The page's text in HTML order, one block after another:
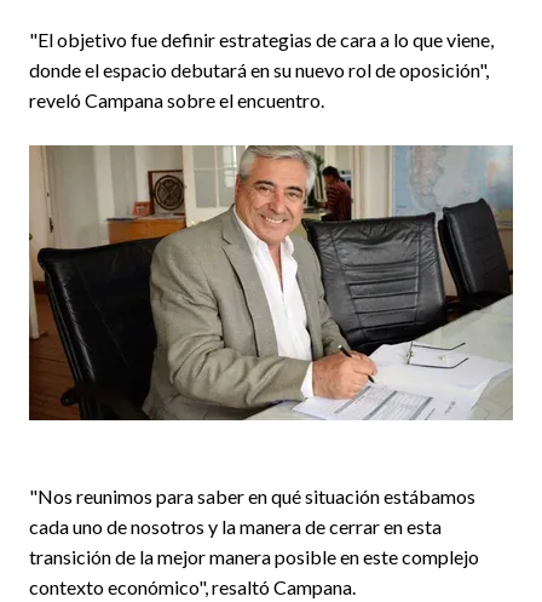
"El objetivo fue definir estrategias de cara a lo que viene,
donde el espacio debutará en su nuevo rol de oposición",
reveló Campana sobre el encuentro.
"Nos reunimos para saber en qué situación estábamos
cada uno de nosotros y la manera de cerrar en esta
transición de la mejor manera posible en este complejo
contexto económico", resaltó Campana.